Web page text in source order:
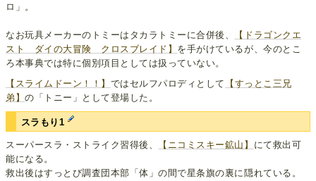
ロ」。
なお玩具メーカーのトミーはタカラトミーに合併後、
【ドラゴンクエ
スト ダイの大冒険 クロスブレイド】 を手がけているが、今のとこ
ろ本事典では特に個別項目としては扱っていない。
【スライムドーン！！】 ではセルフパロディとして
【すっとこ三兄
弟】の「トニー」として登場した。
スラもり1
スーパースラ・ストライク習得後、 【ニコミスキー鉱山】 にて救出可
能になる。
救出後はすっとび調査団本部「体」の間で星条旗の裏に隠れている。